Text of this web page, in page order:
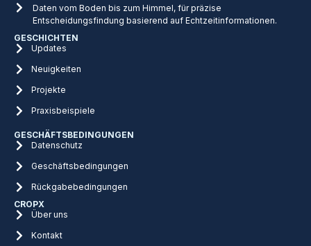
Daten vom Boden bis zum Himmel, für präzise
Entscheidungsfindung basierend auf Echtzeitinformationen.
GESCHICHTEN
Updates
Neuigkeiten
Projekte
Praxisbeispiele
GESCHÄFTSBEDINGUNGEN
Datenschutz
Geschäftsbedingungen
Rückgabebedingungen
CROPX
Über uns
Kontakt